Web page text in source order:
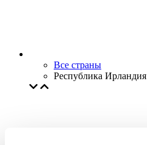
Все страны
Республика Ирландия